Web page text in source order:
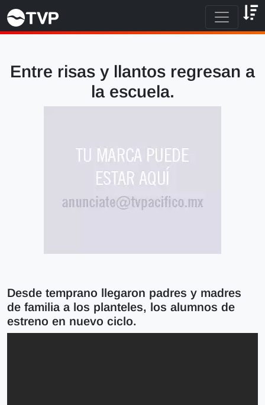
Entre risas y llantos regresan a
la escuela.
Desde temprano llegaron padres y madres
de familia a los planteles, los alumnos de
estreno en nuevo ciclo.